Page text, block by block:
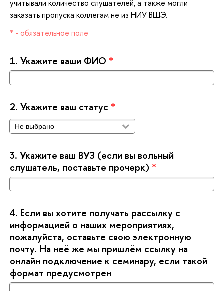
учитывали количество слушателей, а также могли
заказать пропуска коллегам не из НИУ ВШЭ.
* - обязательное поле
1. Укажите ваши ФИО *
2. Укажите ваш статус *
3. Укажите ваш ВУЗ (если вы вольный
слушатель, поставьте прочерк) *
4. Если вы хотите получать рассылку с
информацией о наших мероприятиях,
пожалуйста, оставьте свою электронную
почту. На неё же мы пришлём ссылку на
онлайн подключение к семинару, если такой
формат предусмотрен